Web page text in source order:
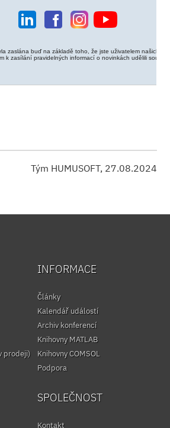
Tým HUMUSOFT, 27.08.2024
prodeji)
INFORMACE
Články
Kalendář událostí
Archiv konferencí
Knihovny MATLAB
Knihovny COMSOL
Podpora
SPOLEČNOST
Kontakt